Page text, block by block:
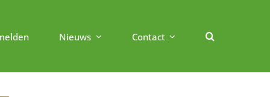
Nieuws Contact